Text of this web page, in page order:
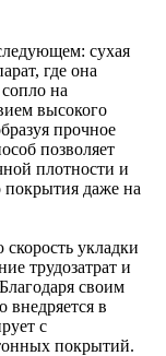
сухая
где она
на
высокого
прочное
позволяет
плотности и
покрытия даже на
укладки
трудозатрат и
своим
внедряется в
с
покрытий.